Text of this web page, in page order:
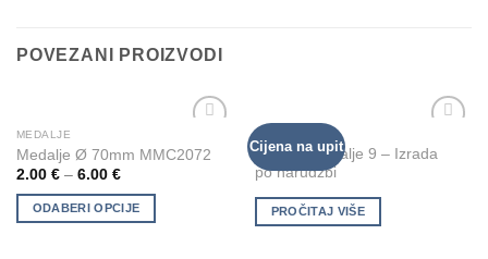
POVEZANI PROIZVODI
Wishlist
MEDALJE
Medalje Ø 70mm MMC2072
2.00 €– 6.00 €
ODABERI OPCIJE
This
product
has
multiple
Cijena na upit
Wishlist
MEDALJE
Drvene medalje 9 – Izrada
po narudžbi
PROČITAJ VIŠE